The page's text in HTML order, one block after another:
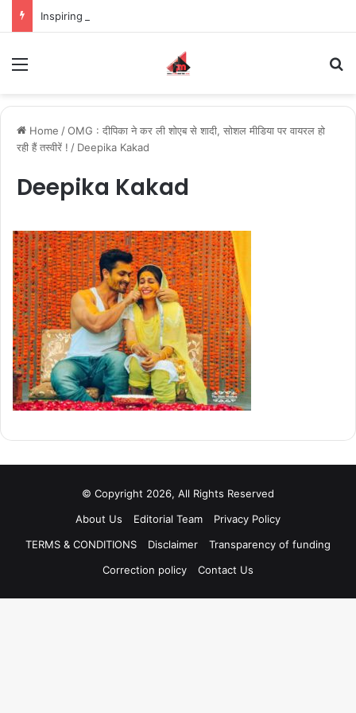
Home /OMG : दीपिका ने कर ली शोएब से शादी, सोशल मीडिया पर वायरल हो
रही हैं तस्वीरें ! / Deepika Kakad
Deepika Kakad
© Copyright 2026, All Rights Reserved
About Us
Editorial Team
Privacy Policy
TERMS & CONDITIONS
Disclaimer
Transparency of funding
Correction policy
Contact Us